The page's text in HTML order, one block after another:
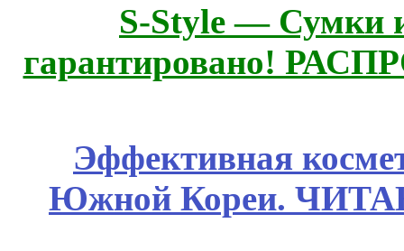
S-Style — Сумки
гарантировано!
Эффективная
Южной Кореи.